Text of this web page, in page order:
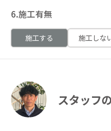
6.施工有無
施工する 施工しな
スタッフ